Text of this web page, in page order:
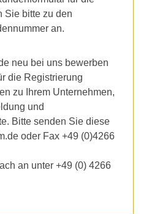
Sie bitte zu den
an.
neu bei uns bewerben
die Registrierung
zu Ihrem Unternehmen,
und
Bitte senden Sie diese
oder Fax +49 (0)4266
an unter +49 (0) 4266